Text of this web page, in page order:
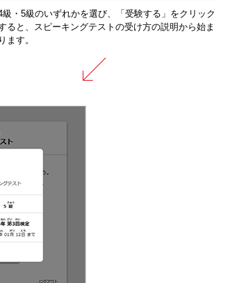
級・5級のいずれかを選び、「受験する」をクリック
ると、スピーキングテストの受け方の説明から始ま
ります。